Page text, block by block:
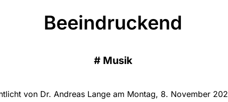
Beeindruckend
# Musik
von Dr. Andreas Lange am Montag, 8. November